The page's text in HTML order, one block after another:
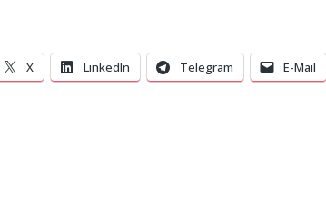
X LinkedIn Telegram E-Mail